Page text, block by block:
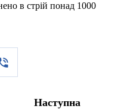
в стрій понад 1000
Наступна